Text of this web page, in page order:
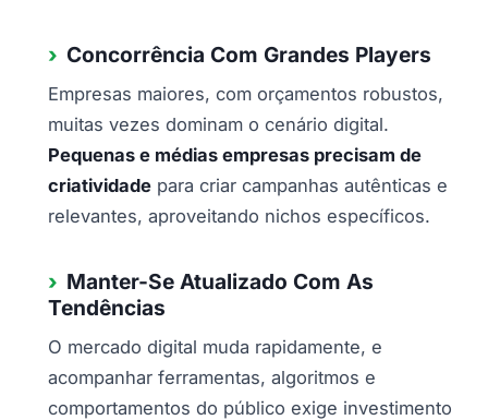
Concorrência Com Grandes Players
Empresas maiores, com orçamentos robustos,
muitas vezes dominam o cenário digital.
Pequenas e médias empresas precisam de
criatividade para criar campanhas autênticas e
relevantes, aproveitando nichos específicos.
Manter-Se Atualizado Com As
Tendências
O mercado digital muda rapidamente, e
acompanhar ferramentas, algoritmos e
comportamentos do público exige investimento